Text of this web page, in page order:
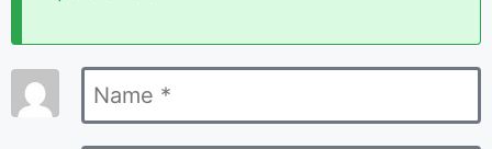
marked
Name
*